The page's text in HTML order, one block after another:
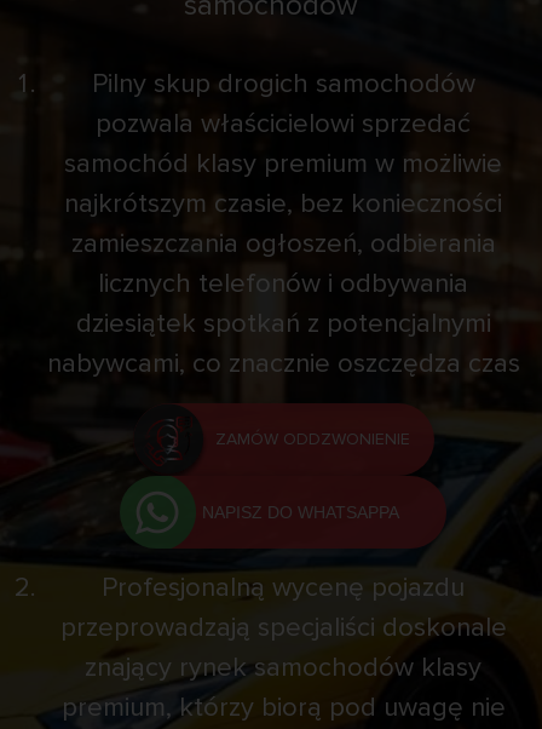
Pilny skup drogich samochodów
pozwala właścicielowi sprzedać
samochód klasy premium w możliwie
najkrótszym czasie, bez konieczności
zamieszczania ogłoszeń, odbierania
licznych telefonów i odbywania
dziesiątek spotkań z potencjalnymi
nabywcami, co znacznie oszczędza czas
ZAMÓW ODDZWONIENIE
NAPISZ DO WHATSAPPA
Profesjonalną wycenę pojazdu
przeprowadzają specjaliści doskonale
znający rynek samochodów klasy
premium, którzy biorą pod uwagę nie